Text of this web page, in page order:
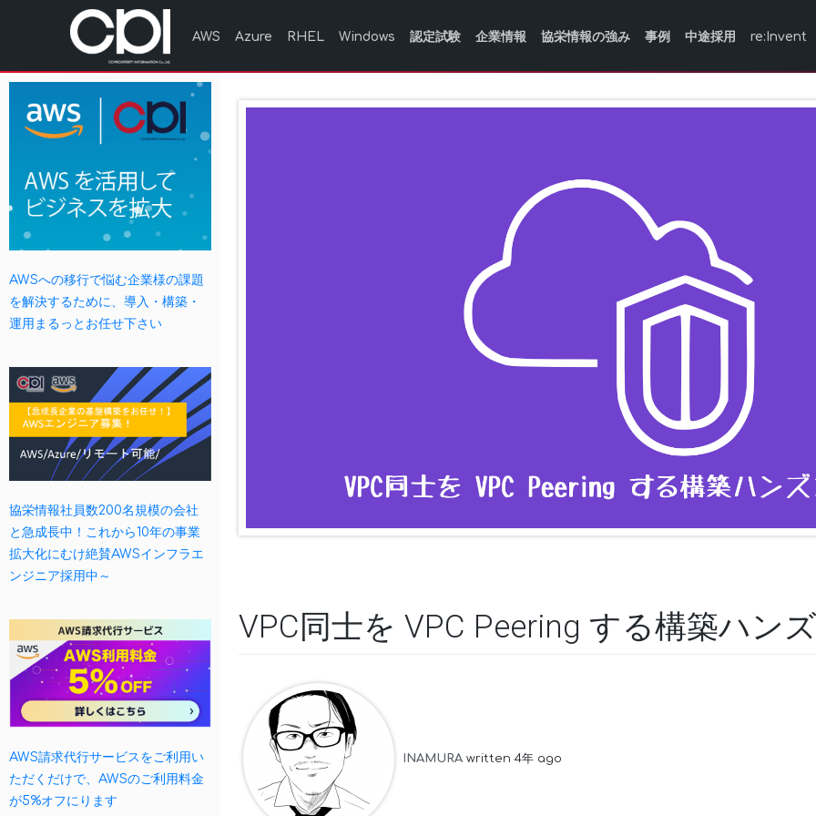
AWS Azure RHEL Windows 認定試験 企業情報 協栄情報の強み 事例 中途採用 re:Invent
AWSへの移行で悩む企業様の課題
を解決するために、導入・構築・
運用まるっとお任せ下さい
協栄情報社員数200名規模の会社
と急成長中！これから10年の事業
拡大化にむけ絶賛AWSインフラエ
ンジニア採用中～
AWS請求代行サービスをご利用い
ただくだけで、AWSのご利用料金
が5%オフにります
VPC同士を VPC Peering する構築ハン
INAMURA written 4年 ago